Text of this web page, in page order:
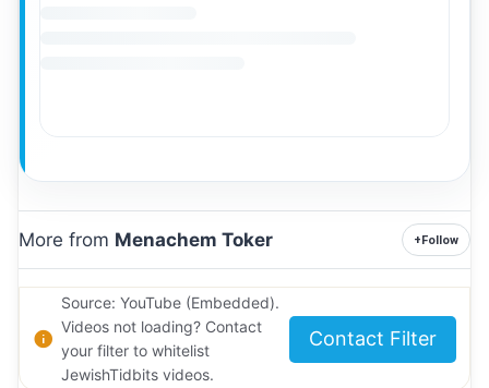
More from Menachem Toker +Follow
Source: YouTube (Embedded).
Videos not loading? Contact
your filter to whitelist
JewishTidbits videos.
Contact Filter